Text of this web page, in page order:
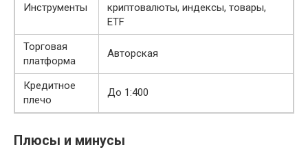
Инструменты
криптовалюты, индексы, товары,
ETF
Торговая
платформа
Авторская
Кредитное
плечо
До 1:400
Плюсы и минусы